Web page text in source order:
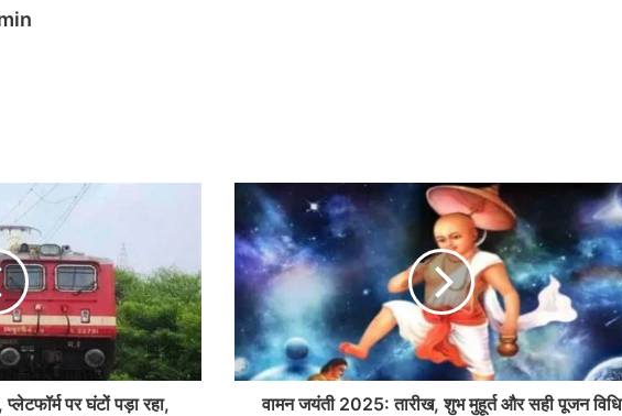
पर घंटों पड़ा रहा,
वामन जयंती 2025: तारीख, शुभ मुहूर्त और सही पूजन विधि